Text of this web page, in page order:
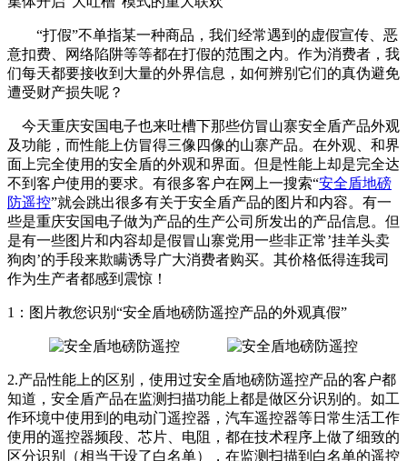
“打假”不单指某一种商品，我们经常遇到的虚假宣传、恶
意扣费、网络陷阱等等都在打假的范围之内。作为消费者，我
们每天都要接收到大量的外界信息，如何辨别它们的真伪避免
遭受财产损失呢？
今天重庆安国电子也来吐槽下那些仿冒山寨安全盾产品外观
及功能，而性能上仿冒得三像四像的山寨产品。在外观、和界
面上完全使用的安全盾的外观和界面。但是性能上却是完全达
不到客户使用的要求。有很多客户在网上一搜索“安全盾地磅
防遥控”就会跳出很多有关于安全盾产品的图片和内容。有一
些是重庆安国电子做为产品的生产公司所发出的产品信息。但
是有一些图片和内容却是假冒山寨党用一些非正常’挂羊头卖
狗肉’的手段来欺瞒诱导广大消费者购买。其价格低得连我司
作为生产者都感到震惊！
1：图片教您识别“安全盾地磅防遥控产品的外观真假”
2.产品性能上的区别，使用过安全盾地磅防遥控产品的客户都
知道，安全盾产品在监测扫描功能上都是做区分识别的。如工
作环境中使用到的电动门遥控器，汽车遥控器等日常生活工作
使用的遥控器频段、芯片、电阻，都在技术程序上做了细致的
区分识别（相当于设了白名单），在监测扫描到白名单的遥控